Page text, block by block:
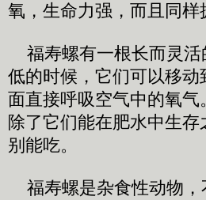
氧，生命力强，而且同
福寿螺有一根长而灵活
低的时候，它们可以移
面直接呼吸空气中的氧
除了它们能在肥水中生
别能吃。
福寿螺是杂食性动物，